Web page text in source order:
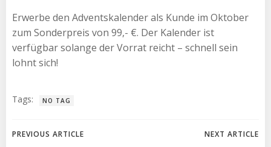
Erwerbe den Adventskalender als Kunde im Oktober
zum Sonderpreis von 99,- €. Der Kalender ist
verfügbar solange der Vorrat reicht – schnell sein
lohnt sich!
Tags: NO TAG
Beitragsnavigation
PREVIOUS ARTICLE NEXT ARTICLE